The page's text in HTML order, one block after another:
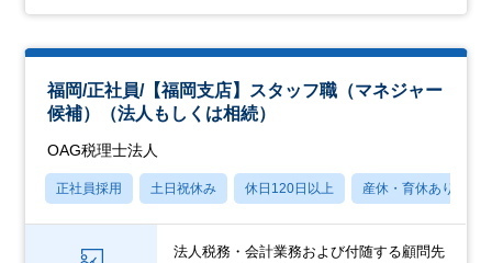
福岡/正社員/【福岡支店】スタッフ職（マネジャー
候補）（法人もしくは相続）
OAG税理士法人
正社員採用 土日祝休み 休日120日以上 産休・育休あり
法人税務・会計業務および付随する顧問先